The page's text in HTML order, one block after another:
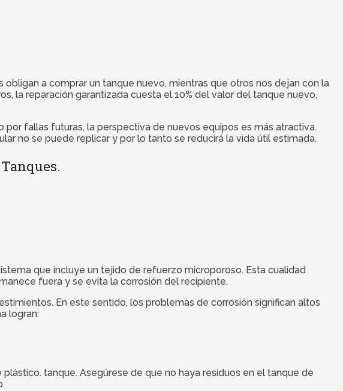
a comprar un tanque nuevo, mientras que otros nos dejan con la
la reparación garantizada cuesta el 10% del valor del tanque nuevo,
fallas futuras, la perspectiva de nuevos equipos es más atractiva.
no se puede replicar y por lo tanto se reducirá la vida útil estimada.
que incluye un tejido de refuerzo microporoso. Esta cualidad
fuera y se evita la corrosión del recipiente.
En este sentido, los problemas de corrosión significan altos
logran:
tanque. Asegúrese de que no haya residuos en el tanque de